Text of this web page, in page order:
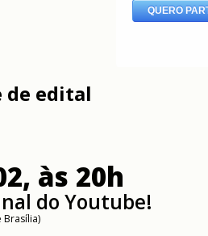
de edital
às 20h
do Youtube!
Brasília)